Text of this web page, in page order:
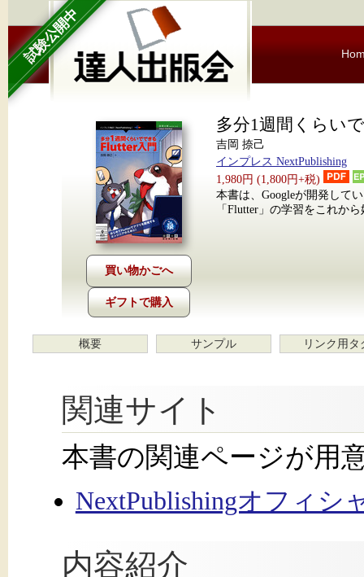
試験公開中
ギフトで購入
多分1週間くらい
吉岡 捺己
インプレス NextPublishing
1,980円 (1,800円+税)
本書は、Googleが開発して
「Flutter」の学習をこれか
概要 サンプル リンク用タ
関連サイト
本書の関連ページが用
NextPublishingオフィシ
内容紹介